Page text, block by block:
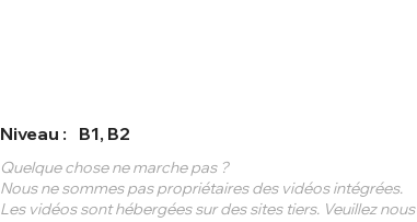
Niveau : B1, B2
Quelque chose ne marche pas ?
Nous ne sommes pas propriétaires des vidéos intégrées.
Les vidéos sont hébergées sur des sites tiers. Veuillez nous